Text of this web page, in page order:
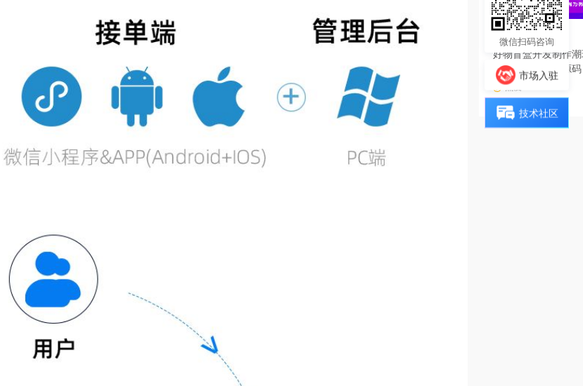
3000.00
好物盲盒开发制作
软件系统小程序源码
热度 27
微信扫码咨询
市场入驻
技术社区